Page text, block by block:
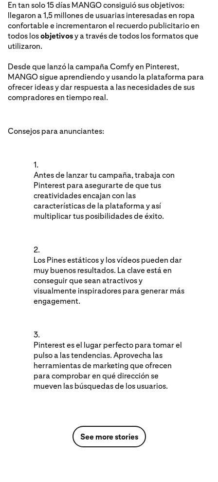
En tan solo 15 días MANGO consiguió sus objetivos:
llegaron a 1,5 millones de usuarias interesadas en ropa
confortable e incrementaron el recuerdo publicitario en
todos losobjetivosy a través de todos los formatos que
utilizaron.
Desde que lanzó la campaña Comfy en Pinterest,
MANGO sigue aprendiendo y usando la plataforma para
ofrecer ideas y dar respuesta a las necesidades de sus
compradores en tiempo real.
Consejos para anunciantes:
1.
Antes de lanzar tu campaña, trabaja con
Pinterest para asegurarte de que tus
creatividades encajan con las
características de la plataforma y así
multiplicar tus posibilidades de éxito.
2.
Los Pines estáticos y los vídeos pueden dar
muy buenos resultados. La clave está en
conseguir que sean atractivos y
visualmente inspiradores para generar más
engagement.
3.
Pinterest es el lugar perfecto para tomar el
pulso a las tendencias. Aprovecha las
herramientas de marketing que ofrecen
para comprobar en qué dirección se
mueven las búsquedas de los usuarios.
See more stories